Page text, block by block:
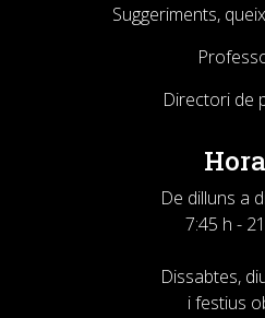
Suggeriments,
Directori de
De dilluns a
7:45 h -
Dissabtes,
i festius